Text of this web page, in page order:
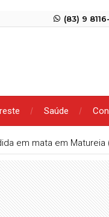
(83) 9
Saúde
em mata em Matureia